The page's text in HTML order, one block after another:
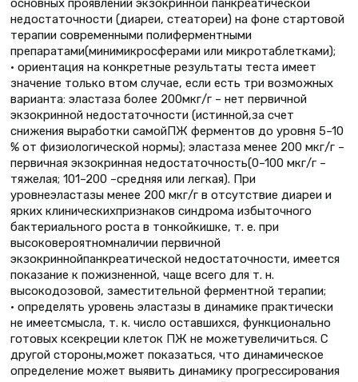
недостаточности (диареи, стеатореи) на фоне стартовой
терапии современными полиферментными
препаратами(минимикросферами или микротаблетками);
• ориентация на конкретные результаты теста имеет
значение только втом случае, если есть три возможных
варианта: эластаза более 200мкг/г – нет первичной
экзокринной недостаточности (истинной,за счет
снижения выработки самойПЖ ферментов до уровня 5–10
% от физиологической нормы); эластаза менее 200 мкг/г –
первичная экзокринная недостаточность(0–100 мкг/г –
тяжелая; 101–200 –средняя или легкая). При
уровнеэластазы менее 200 мкг/г в отсутствие диареи и
ярких клиническихпризнаков синдрома избыточного
бактериального роста в тонкойкишке, т. е. при
высоковероятномналичии первичной
экзокриннойпанкреатической недостаточности, имеется
показание к пожизненной, чаще всего для т. н.
высокодозовой, заместительной ферментной терапии;
• определять уровень эластазы в динамике практически
не имеетсмысла, т. к. число оставшихся, функционально
готовых ксекреции клеток ПЖ не можетувеличиться. С
другой стороны,может показаться, что динамическое
определение может выявить динамику прогрессирования